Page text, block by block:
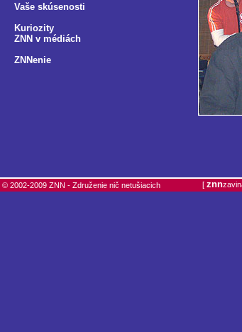
Vaše skúsenosti
Kuriozity
ZNN v médiách
ZNNenie
© 2002-2009 ZNN - Združenie nič netušiacich [ znn